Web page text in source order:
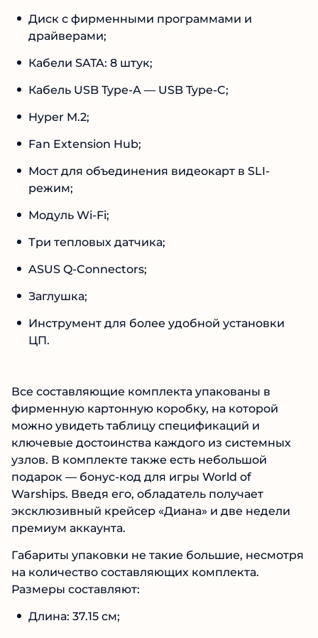
Диск с фирменными программами и
драйверами;
Кабели SATA: 8 штук;
Кабель USB Type-A — USB Type-C;
Hyper M.2;
Fan Extension Hub;
Мост для объединения видеокарт в SLI-
режим;
Модуль Wi-Fi;
Три тепловых датчика;
ASUS Q-Connectors;
Заглушка;
Инструмент для более удобной установки
ЦП.
Все составляющие комплекта упакованы в
фирменную картонную коробку, на которой
можно увидеть таблицу спецификаций и
ключевые достоинства каждого из системных
узлов. В комплекте также есть небольшой
подарок — бонус-код для игры World of
Warships. Введя его, обладатель получает
эксклюзивный крейсер «Диана» и две недели
премиум аккаунта.
Габариты упаковки не такие большие, несмотря
на количество составляющих комплекта.
Размеры составляют:
Длина: 37.15 см;